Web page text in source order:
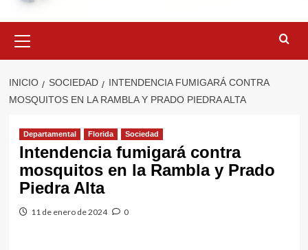
primario
INICIO SOCIEDAD
INTENDENCIA FUMIGARÁ CONTRA
MOSQUITOS EN LA RAMBLA Y PRADO PIEDRA ALTA
Departamental Florida Sociedad
Intendencia fumigará contra
mosquitos en la Rambla y Prado
Piedra Alta
11 de enero de 2024 0